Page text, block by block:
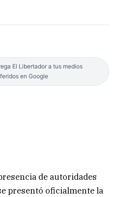
El Libertador a tus medios
en Google
de autoridades
presentó oficialmente la